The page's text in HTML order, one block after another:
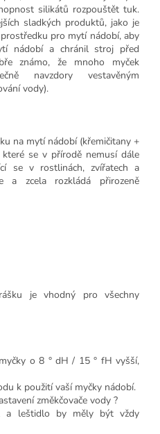
silikátů rozpouštět tuk.
sladkých produktů, jako je
pro mytí nádobí, aby
nádobí a chránil stroj před
známo, že mnoho myček
navzdory vestavěným
vody).
na mytí nádobí (křemičitany +
se v přírodě nemusí dále
se v rostlinách, zvířatech a
zcela rozkládá přirozeně
je vhodný pro všechny
o 8 ° dH / 15 ° fH vyšší,
k použití vaší myčky nádobí.
změkčovače vody ?
a leštidlo by měly být vždy